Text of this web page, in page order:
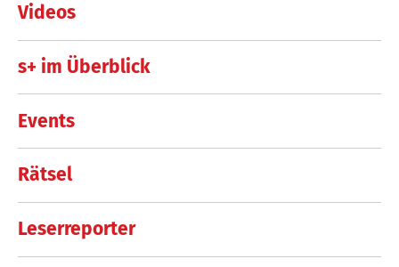
Videos
s+ im Überblick
Events
Rätsel
Leserreporter